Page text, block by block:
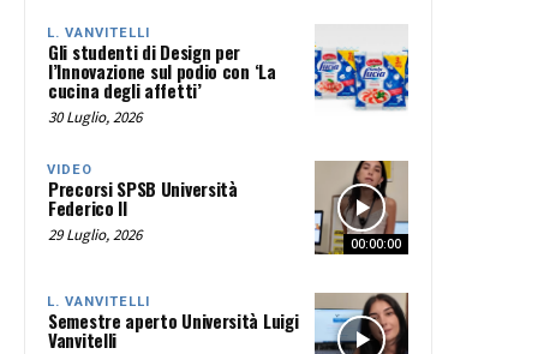
L. VANVITELLI
Gli studenti di Design per
l’Innovazione sul podio con ‘La
cucina degli affetti’
30 Luglio, 2026
00:00:00
VIDEO
Precorsi SPSB Università
Federico II
29 Luglio, 2026
L. VANVITELLI
Semestre aperto Università Luigi
Vanvitelli